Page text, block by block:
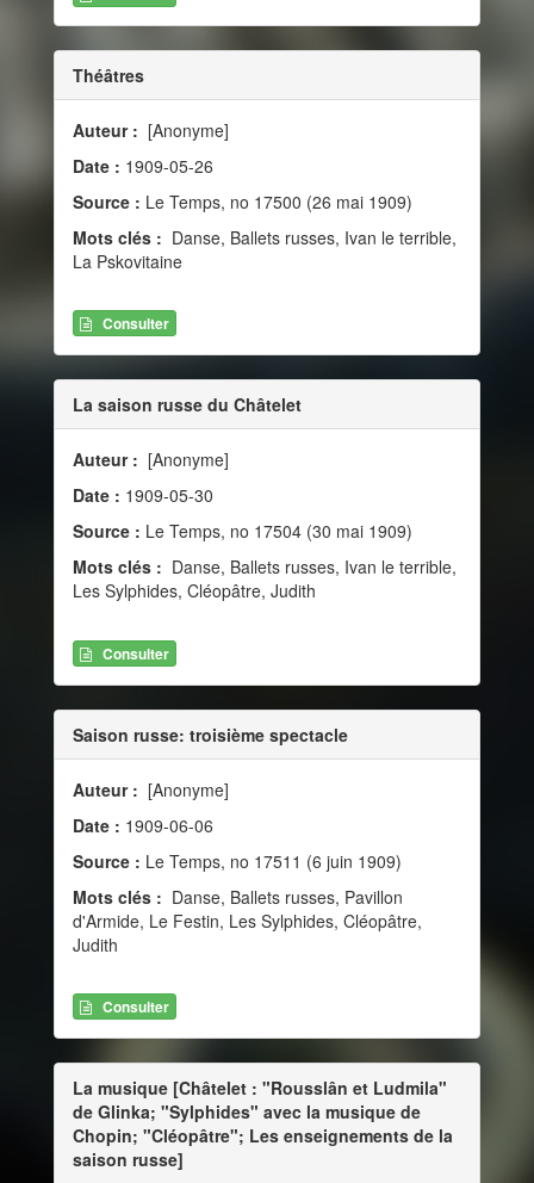
Théâtres
Auteur : [Anonyme]
Date : 1909-05-26
Source : Le Temps, no 17500 (26 mai 1909)
Mots clés : Danse, Ballets russes, Ivan le terrible,
La Pskovitaine
Consulter
La saison russe du Châtelet
Auteur : [Anonyme]
Date : 1909-05-30
Source : Le Temps, no 17504 (30 mai 1909)
Mots clés : Danse, Ballets russes, Ivan le terrible,
Les Sylphides, Cléopâtre, Judith
Consulter
Saison russe: troisième spectacle
Auteur : [Anonyme]
Date : 1909-06-06
Source : Le Temps, no 17511 (6 juin 1909)
Mots clés : Danse, Ballets russes, Pavillon
d'Armide, Le Festin, Les Sylphides, Cléopâtre,
Judith
Consulter
La musique [Châtelet : "Rousslân et Ludmila"
de Glinka; "Sylphides" avec la musique de
Chopin; "Cléopâtre"; Les enseignements de la
saison russe]